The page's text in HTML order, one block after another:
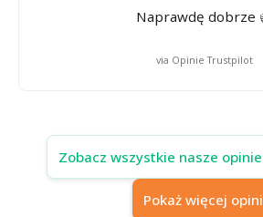
Naprawdę dobrze
via Opinie Trustpilot
Zobacz wszystkie nasze
Pokaż więcej